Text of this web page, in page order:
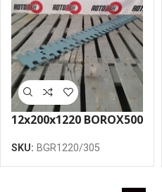
12x200x1220 BOROX500
robotais 305
SKU: BGR1220/305